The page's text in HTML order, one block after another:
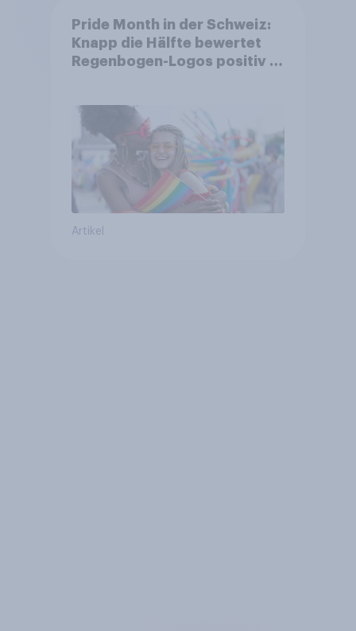
Pride Month in der Schweiz:
Knapp die Hälfte bewertet
Regenbogen-Logos positiv –
Artikel